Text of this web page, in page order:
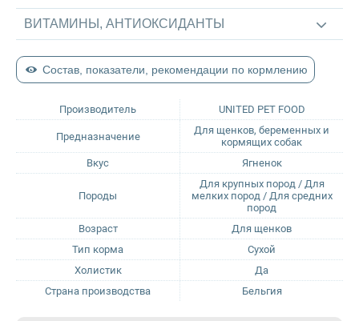
Zillii
Будь Здоров
Наша МаркаПроизводитель UNITED PET FOOD
Предназначение
Для щенков, беременных и
кормящих собак
Вкус
Ягненок
Породы
Для крупных пород / Для
мелких пород / Для средних
пород
Возраст
Для щенков
Тип корма
Сухой
Холистик
Да
Страна производства
Бельгия
ВИТАМИНЫ, АНТИОКСИДАНТЫ
Состав, показатели, рекомендации по кормлению